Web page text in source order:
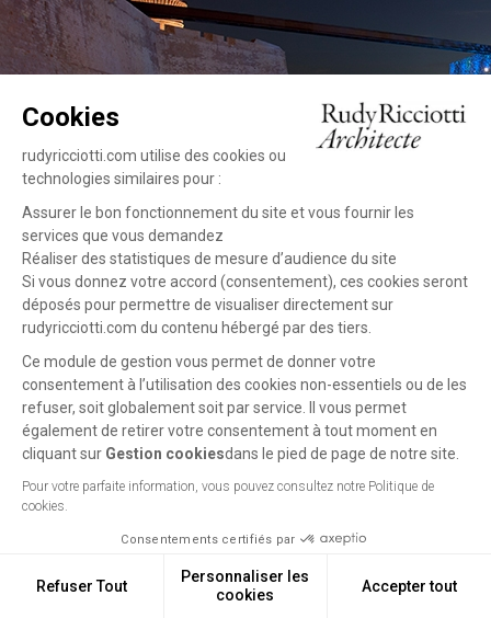
MuCEM - Museum of
European and
Mediterranean
Marseille (FR), 2002 - 2013
Previous
project
Next
project
Cookies
rudyricciotti.com utilise des cookies ou
technologies similaires pour :
Assurer le bon fonctionnement du site et vous fournir les
services que vous demandez
Réaliser des statistiques de mesure d’audience du site
Si vous donnez votre accord (consentement), ces cookies seront
déposés pour permettre de visualiser directement sur
rudyricciotti.com du contenu hébergé par des tiers.
Ce module de gestion vous permet de donner votre
consentement à l’utilisation des cookies non-essentiels ou de les
refuser, soit globalement soit par service. Il vous permet
également de retirer votre consentement à tout moment en
cliquant sur Gestion cookiesdans le pied de page de notre site.
Pour votre parfaite information, vous pouvez consultez notre Politique de
cookies.
Consentements certifiés par
Refuser Tout
Personnaliser les
cookies
Accepter tout